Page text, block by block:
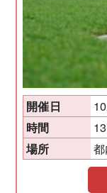
開催日
時間
場所